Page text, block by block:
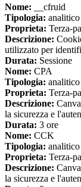
Nome: __cfruid
Tipologia: analitico
Proprieta: Terza-
Descrizione:
utilizzato per
Durata: Sessione
Nome: CPA
Tipologia: analitico
Proprieta: Terza-
Descrizione:
la sicurezza e
Durata: 3 ore
Nome: CCK
Tipologia: analitico
Proprieta: Terza-
Descrizione:
la sicurezza e